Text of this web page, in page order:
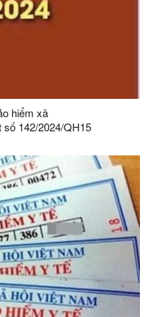
hiểm xã
số 142/2024/QH15